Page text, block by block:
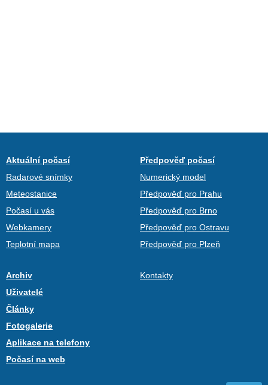
Aktuální počasí
Radarové snímky
Meteostanice
Počasí u vás
Webkamery
Teplotní mapa
Předpověď počasí
Numerický model
Předpověď pro Prahu
Předpověď pro Brno
Předpověď pro Ostravu
Předpověď pro Plzeň
Archiv
Uživatelé
Články
Fotogalerie
Aplikace na telefony
Počasí na web
Kontakty